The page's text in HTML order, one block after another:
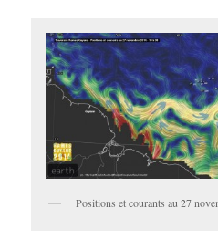
Positions et courants au 27